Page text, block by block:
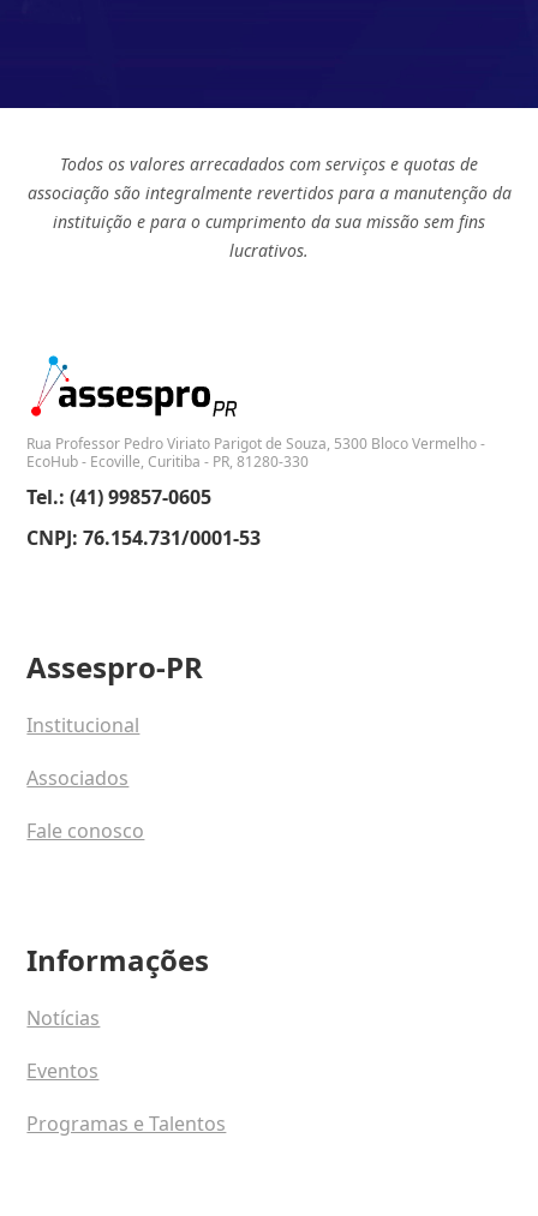
Todos os valores arrecadados com serviços e quotas de
associação são integralmente revertidos para a manutenção da
instituição e para o cumprimento da sua missão sem fins
lucrativos.
Rua Professor Pedro Viriato Parigot de Souza, 5300 Bloco Vermelho -
EcoHub - Ecoville, Curitiba - PR, 81280-330
Tel.: (41) 99857-0605
CNPJ: 76.154.731/0001-53
Assespro-PR
Institucional
Associados
Fale conosco
Informações
Notícias
Eventos
Programas e Talentos